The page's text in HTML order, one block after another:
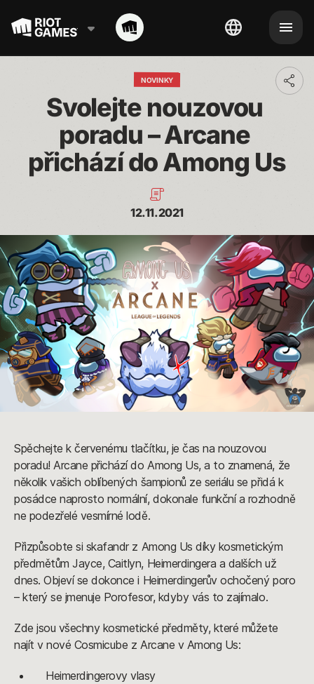
NOVINKY
Svolejte nouzovou
poradu – Arcane
přichází do Among Us
12.11.2021
Spěchejte k červenému tlačítku, je čas na nouzovou
poradu! Arcane přichází do Among Us, a to znamená, že
několik vašich oblíbených šampionů ze seriálu se přidá k
posádce naprosto normální, dokonale funkční a rozhodně
ne podezřelé vesmírné lodě.
Přizpůsobte si skafandr z Among Us díky kosmetickým
předmětům Jayce, Caitlyn, Heimerdingera a dalších už
dnes. Objeví se dokonce i Heimerdingerův ochočený poro
– který se jmenuje Porofesor, kdyby vás to zajímalo.
Zde jsou všechny kosmetické předměty, které můžete
najít v nové Cosmicube z Arcane v Among Us:
Heimerdingerovy vlasy